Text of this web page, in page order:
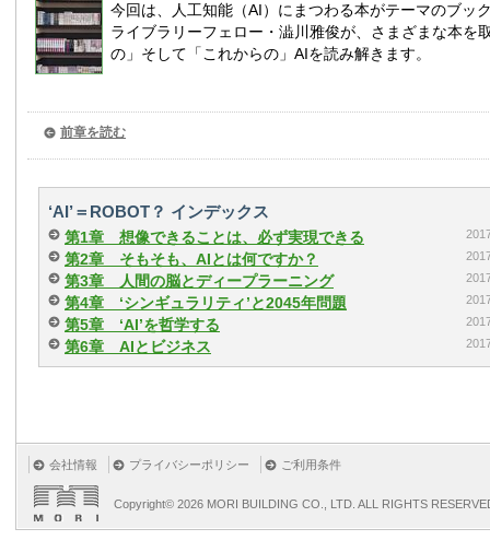
今回は、人工知能（AI）にまつわる本がテーマのブッ
ライブラリーフェロー・澁川雅俊が、さまざまな本を
の」そして「これからの」AIを読み解きます。
前章を読む
‘AI’＝ROBOT？ インデックス
第1章 想像できることは、必ず実現できる
第2章 そもそも、AIとは何ですか？
第3章 人間の脳とディープラーニング
第4章 ‘シンギュラリティ’と2045年問題
第5章 ‘AI’を哲学する
第6章 AIとビジネス
会社情報 プライバシーポリシー ご利用条件
Copyright© 2026 MORI BUILDING CO., LTD. ALL RIGHTS